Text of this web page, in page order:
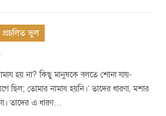
প্রচলিত ভুল
হয় না? কিছু মানুষকে বলতে শোনা যায়-
ছিল; তোমার নামায হয়নি।’ তাদের ধারণা, মশার
তাদের এ ধারণ…